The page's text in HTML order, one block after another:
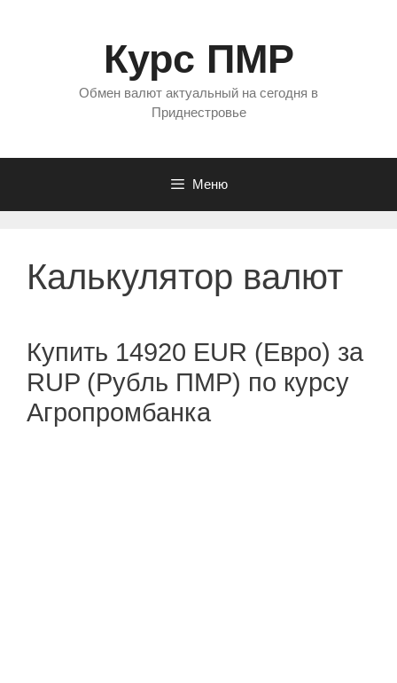
Курс ПМР
Обмен валют актуальный на сегодня в
Приднестровье
Меню
Калькулятор валют
Купить 14920 EUR (Евро) за
RUP (Рубль ПМР) по курсу
Агропромбанка